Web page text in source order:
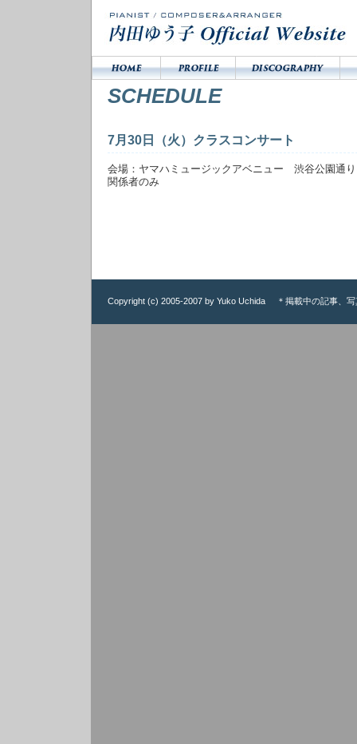
SCHEDULE
7月30日（火）クラスコンサート
会場：ヤマハミュージックアベニュー 渋谷公園通
関係者のみ
Copyright (c) 2005-2007 by Yuko Uchida ＊掲載中の記事、